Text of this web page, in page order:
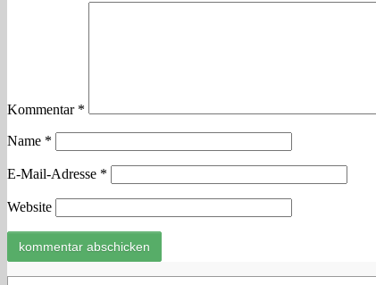
Kommentar *
Name *
E-Mail-Adresse *
Website